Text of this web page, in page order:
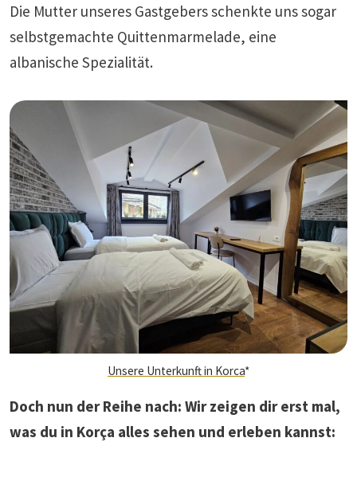
Die Mutter unseres Gastgebers schenkte uns sogar
selbstgemachte Quittenmarmelade, eine
albanische Spezialität.
Unsere Unterkunft in Korca*
Doch nun der Reihe nach: Wir zeigen dir erst mal,
was du in Korça alles sehen und erleben kannst: